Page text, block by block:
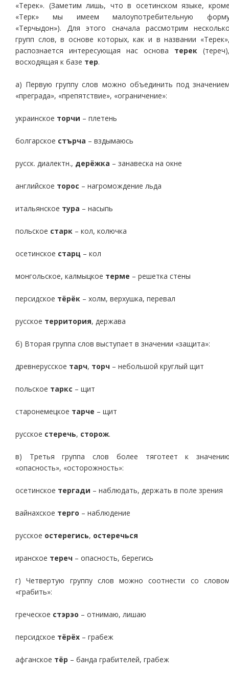
«Терек». (Заметим лишь, что в осетинском языке,
«Терк» мы имеем малоупотребительную
«Терчыдон»). Для этого сначала рассмотрим
групп слов, в основе которых, как и в названии
распознается интересующая нас основа терек
восходящая к базе тер.
а) Первую группу слов можно объединить под
«преграда», «препятствие», «ограничение»:
украинское торчи – плетень
болгарское стърча – вздымаюсь
русск. диалектн., дерёжка – занавеска на окне
английское торос – нагромождение льда
итальянское тура – насыпь
польское старк – кол, колючка
осетинское старц – кол
монгольское, калмыцкое терме – решетка стены
персидское тёрёк – холм, верхушка, перевал
русское территория, держава
б) Вторая группа слов выступает в значении «защита»:
древнерусское тарч, торч – небольшой круглый щит
польское таркс – щит
старонемецкое тарче – щит
русское стеречь, сторож.
в) Третья группа слов более тяготеет к
«опасность», «осторожность»:
осетинское тергади – наблюдать, держать в поле зрения
вайнахское терго – наблюдение
русское остерегись, остеречься
иранское тереч – опасность, берегись
г) Четвертую группу слов можно соотнести со
«грабить»:
греческое стэрэо – отнимаю, лишаю
персидское тёрёх – грабеж
афганское тёр – банда грабителей, грабеж